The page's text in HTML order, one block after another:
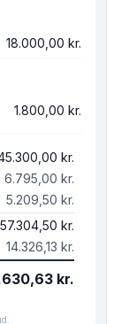
18.000,00 kr.
1.800,00 kr.
kr.
6.795,00 kr.
5.209,50 kr.
57.304,50 kr.
14.326,13 kr.
kr.